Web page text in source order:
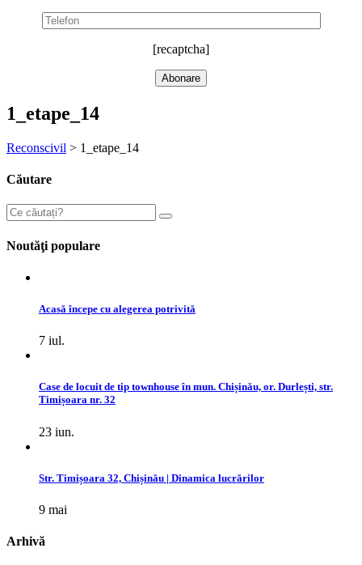
[recaptcha]
1_etape_14
Reconscivil > 1_etape_14
Căutare
Noutăţi populare
Acasă începe cu alegerea potrivită
7 iul.
Case de locuit de tip townhouse în mun. Chișinău, or. Durlești, str.
Timișoara nr. 32
23 iun.
Str. Timișoara 32, Chișinău | Dinamica lucrărilor
9 mai
Arhivă